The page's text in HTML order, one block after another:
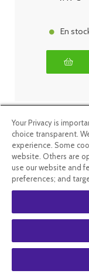
En
Jambes
Légères
Your Privacy is
choice transparent.
experience. Some
website. Others are
use our website and
preferences; and